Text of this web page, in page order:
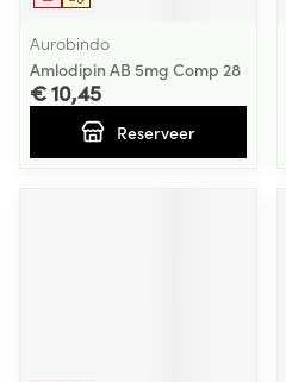
Aurobindo
Amlodipin AB 5mg Comp 28
€ 10,45
Reserveer